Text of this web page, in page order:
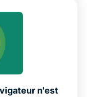
n'est